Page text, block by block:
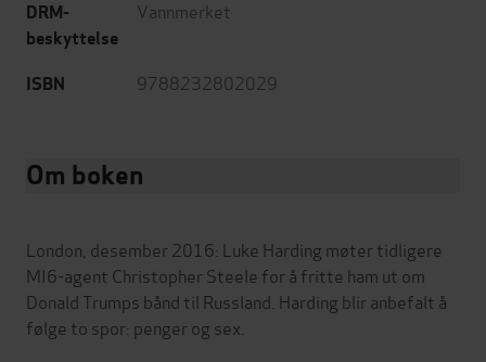
DRM-
beskyttelse
Vannmerket
ISBN 9788232802029
Om boken
London, desember 2016: Luke Harding møter tidligere
MI6-agent Christopher Steele for å fritte ham ut om
Donald Trumps bånd til Russland. Harding blir anbefalt å
følge to spor: penger og sex.